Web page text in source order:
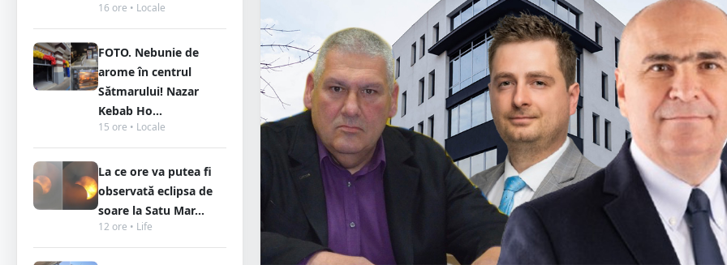
16 ore • Locale
FOTO. Nebunie de
arome în centrul
Sătmarului! Nazar
Kebab Ho...
15 ore • Locale
La ce ore va putea fi
observată eclipsa de
soare la Satu Mar...
12 ore • Life